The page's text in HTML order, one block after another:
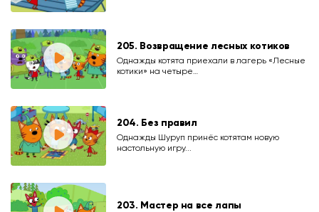
205. Возвращение лесных котиков
Однажды котята приехали в лагерь «Лесные
котики» на четыре…
204. Без правил
Однажды Шуруп принёс котятам новую
настольную игру...
203. Мастер на все лапы